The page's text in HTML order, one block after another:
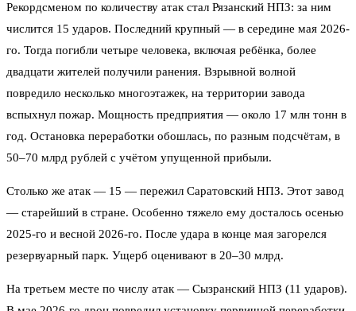
Рекордсменом по количеству атак стал Рязанский НПЗ: за ним
числится 15 ударов. Последний крупный — в середине мая 2026-
го. Тогда погибли четыре человека, включая ребёнка, более
двадцати жителей получили ранения. Взрывной волной
повредило несколько многоэтажек, на территории завода
вспыхнул пожар. Мощность предприятия — около 17 млн тонн в
год. Остановка переработки обошлась, по разным подсчётам, в
50–70 млрд рублей с учётом упущенной прибыли.
Столько же атак — 15 — пережил Саратовский НПЗ. Этот завод
— старейший в стране. Особенно тяжело ему досталось осенью
2025-го и весной 2026-го. После удара в конце мая загорелся
резервуарный парк. Ущерб оценивают в 20–30 млрд.
На третьем месте по числу атак — Сызранский НПЗ (11 ударов).